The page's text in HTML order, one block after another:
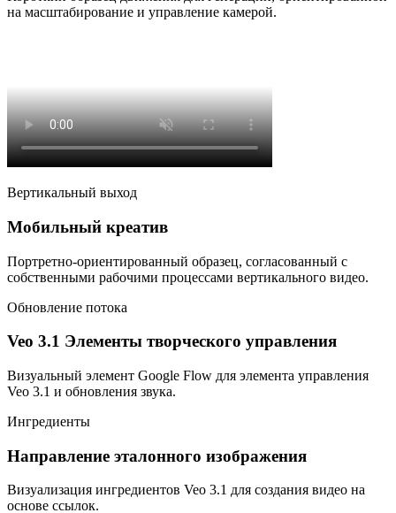
на масштабирование и управление камерой.
Вертикальный выход
Мобильный креатив
Портретно-ориентированный образец, согласованный с
собственными рабочими процессами вертикального видео.
Обновление потока
Veo 3.1 Элементы творческого управления
Визуальный элемент Google Flow для элемента управления
Veo 3.1 и обновления звука.
Ингредиенты
Направление эталонного изображения
Визуализация ингредиентов Veo 3.1 для создания видео на
основе ссылок.